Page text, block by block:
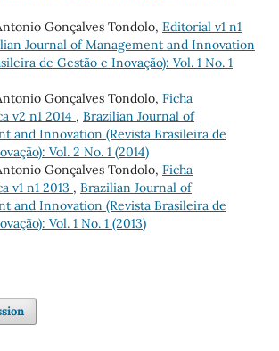
Gonçalves Tondolo, Editorial v1 n1
Journal of Management and Innovation
de Gestão e Inovação): Vol. 1 No. 1
Gonçalves Tondolo, Ficha
v2 n1 2014 , Brazilian Journal of
and Innovation (Revista Brasileira de
Vol. 2 No. 1 (2014)
Gonçalves Tondolo, Ficha
v1 n1 2013 , Brazilian Journal of
and Innovation (Revista Brasileira de
Vol. 1 No. 1 (2013)